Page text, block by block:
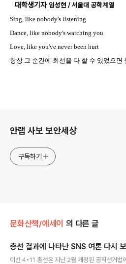
대학생기자 임성현 / 서울대 공학계열
Sing, like nobody's listening
Dance, like nobody's watching you
Love, like you've never been hurt
항상 그 순간에 최선을 다 할 수 있었으면
안랩 사보 보안세상
구독하기
문화산책/에세이 의 다른 글
총선 결과에 나타난 SNS 여론 다시 보
이번 4•11 총선은 지난 2월 개정된 공직선거법